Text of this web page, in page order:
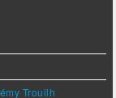
Trouilh